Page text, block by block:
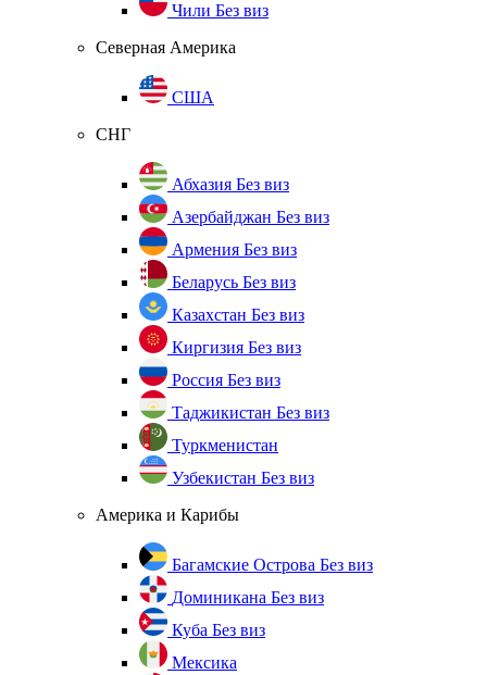
Чили Без виз
Северная Америка
США
СНГ
Абхазия Без виз
Азербайджан Без виз
Армения Без виз
Беларусь Без виз
Казахстан Без виз
Киргизия Без виз
Россия Без виз
Таджикистан Без виз
Туркменистан
Узбекистан Без виз
Америка и Карибы
Багамские Острова Без виз
Доминикана Без виз
Куба Без виз
Мексика